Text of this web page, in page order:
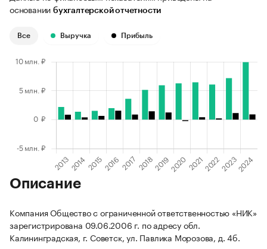
основании бухгалтерской отчетности
Все Выручка Прибыль
Описание
Компания Общество с ограниченной ответственностью «НИК»
зарегистрирована 09.06.2006 г. по адресу обл.
Калининградская, г. Советск, ул. Павлика Морозова, д. 4б.